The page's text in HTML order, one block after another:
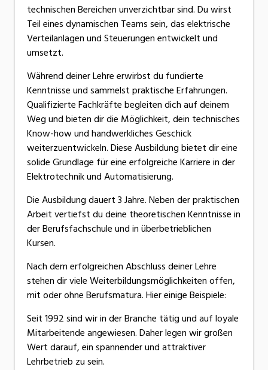
technischen Bereichen unverzichtbar sind. Du wirst
Teil eines dynamischen Teams sein, das elektrische
Verteilanlagen und Steuerungen entwickelt und
umsetzt.
Während deiner Lehre erwirbst du fundierte
Kenntnisse und sammelst praktische Erfahrungen.
Qualifizierte Fachkräfte begleiten dich auf deinem
Weg und bieten dir die Möglichkeit, dein technisches
Know-how und handwerkliches Geschick
weiterzuentwickeln. Diese Ausbildung bietet dir eine
solide Grundlage für eine erfolgreiche Karriere in der
Elektrotechnik und Automatisierung.
Die Ausbildung dauert 3 Jahre. Neben der praktischen
Arbeit vertiefst du deine theoretischen Kenntnisse in
der Berufsfachschule und in überbetrieblichen
Kursen.
Nach dem erfolgreichen Abschluss deiner Lehre
stehen dir viele Weiterbildungsmöglichkeiten offen,
mit oder ohne Berufsmatura. Hier einige Beispiele:
Seit 1992 sind wir in der Branche tätig und auf loyale
Mitarbeitende angewiesen. Daher legen wir großen
Wert darauf, ein spannender und attraktiver
Lehrbetrieb zu sein.